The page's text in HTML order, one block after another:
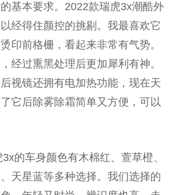
基本要求。2022款瑞虎3x潮酷外
经得住颜控的挑剔。我最喜欢它
印前格栅，看起来非常有气势。
经过熏黑处理后更加犀利有神。
视镜还拥有电加热功能，现在天
它后除雾除霜简单又方便，可以
的车身颜色有木棉红、萱草橙、
天星蓝等多种选择。我们选择的